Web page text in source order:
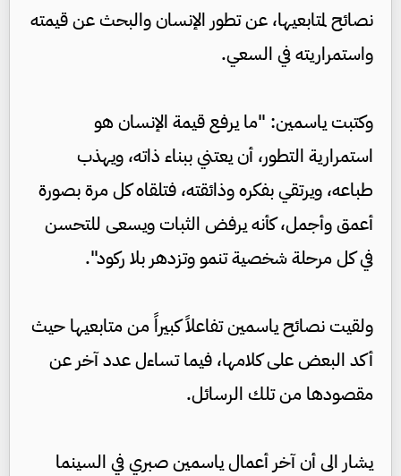
نصائح لمتابعيها، عن تطور الإنسان والبحث عن قيمته
واستمراريته في السعي.
وكتبت ياسمين: "ما يرفع قيمة الإنسان هو
استمرارية التطور، أن يعتني ببناء ذاته، ويهذب
طباعه، ويرتقي بفكره وذائقته، فتلقاه كل مرة بصورة
أعمق وأجمل، كأنه يرفض الثبات ويسعى للتحسن
في كل مرحلة شخصية تنمو وتزدهر بلا ركود".
ولقيت نصائح ياسمين تفاعلاً كبيراً من متابعيها حيث
أكد البعض على كلامها، فيما تساءل عدد آخر عن
مقصودها من تلك الرسائل.
يشار الى أن آخر أعمال ياسمين صبري في السينما